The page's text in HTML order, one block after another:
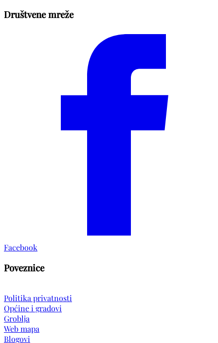
Društvene mreže
Facebook
Poveznice
Politika privatnosti
Općine i gradovi
Groblja
Web mapa
Blogovi